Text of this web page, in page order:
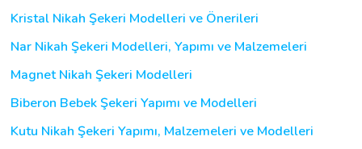
Kristal Nikah Şekeri Modelleri ve Önerileri
Nar Nikah Şekeri Modelleri, Yapımı ve Malzemeleri
Magnet Nikah Şekeri Modelleri
Biberon Bebek Şekeri Yapımı ve Modelleri
Kutu Nikah Şekeri Yapımı, Malzemeleri ve Modelleri